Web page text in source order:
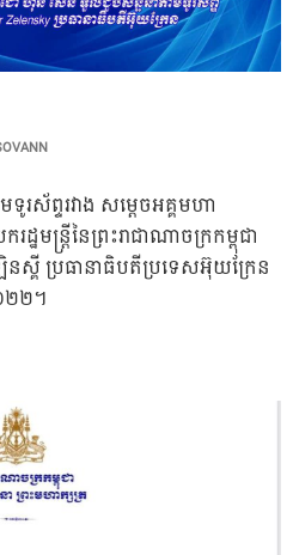
ស័ព្ទរវាង សម្ដេចអគ្គមហា
មន្ត្រីនៃព្រះរាជាណាចក្រកម្ពុជា
គី ប្រធានាធិបតីប្រទេសអ៊ុយក្រែន
២២។